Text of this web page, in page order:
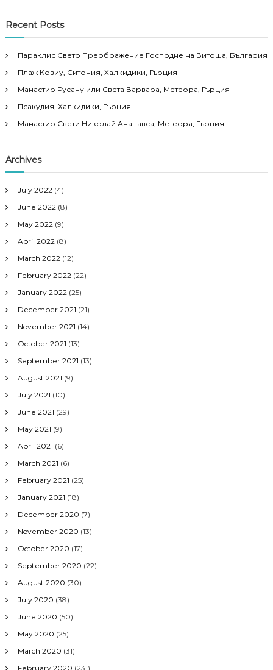
Recent Posts
Параклис Свето Преображение Господне на Витоша, България
Плаж Ковиу, Ситония, Халкидики, Гърция
Манастир Русану или Света Варвара, Метеора, Гърция
Псакудия, Халкидики, Гърция
Манастир Свети Николай Анапавса, Метеора, Гърция
Archives
July 2022 (4)
June 2022 (8)
May 2022 (9)
April 2022 (8)
March 2022 (12)
February 2022 (22)
January 2022 (25)
December 2021 (21)
November 2021 (14)
October 2021 (13)
September 2021 (13)
August 2021 (9)
July 2021 (10)
June 2021 (29)
May 2021 (9)
April 2021 (6)
March 2021 (6)
February 2021 (25)
January 2021 (18)
December 2020 (7)
November 2020 (13)
October 2020 (17)
September 2020 (22)
August 2020 (30)
July 2020 (38)
June 2020 (50)
May 2020 (25)
March 2020 (31)
February 2020 (231)